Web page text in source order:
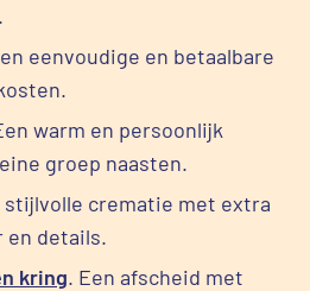
eenvoudige en betaalbare
warm en persoonlijk
groep naasten.
stijlvolle crematie met extra
en details.
kring. Een afscheid met